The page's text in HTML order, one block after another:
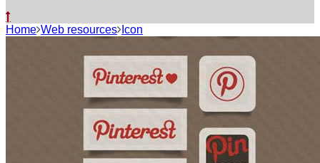
Home Web resources Icon